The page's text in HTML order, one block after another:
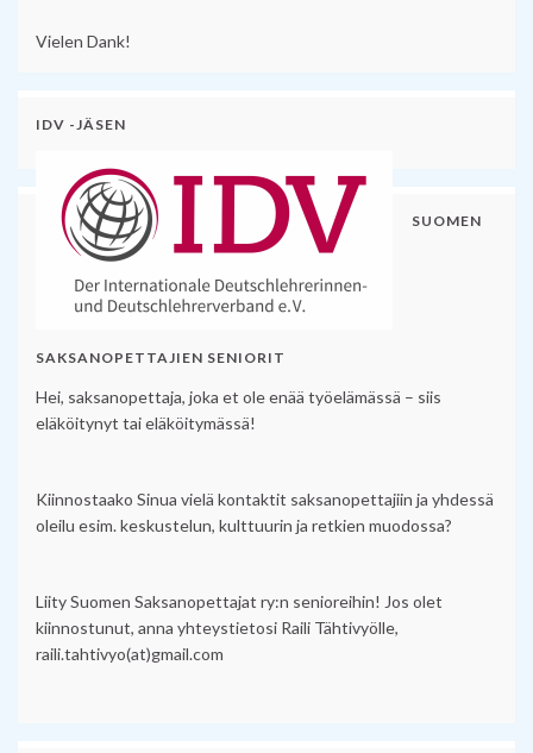
Vielen Dank!
IDV -JÄSEN
SUOMEN
SAKSANOPETTAJIEN SENIORIT
Hei, saksanopettaja, joka et ole enää työelämässä – siis
eläköitynyt tai eläköitymässä!
Kiinnostaako Sinua vielä kontaktit saksanopettajiin ja yhdessä
oleilu esim. keskustelun, kulttuurin ja retkien muodossa?
Liity Suomen Saksanopettajat ry:n senioreihin! Jos olet
kiinnostunut, anna yhteystietosi Raili Tähtivyölle,
raili.tahtivyo(at)gmail.com